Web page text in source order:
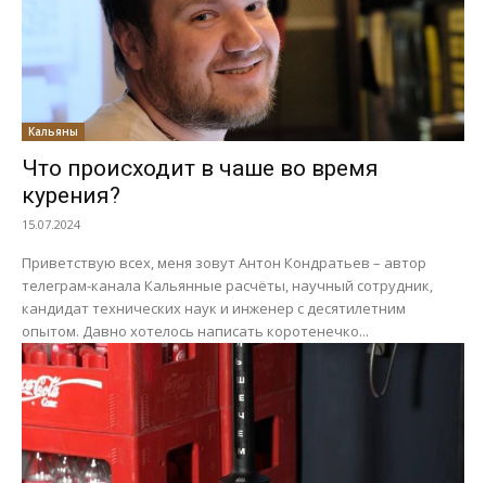
Кальяны
Что происходит в чаше во время
курения?
15.07.2024
Приветствую всех, меня зовут Антон Кондратьев – автор
телеграм-канала Кальянные расчёты, научный сотрудник,
кандидат технических наук и инженер с десятилетним
опытом. Давно хотелось написать коротенечко...